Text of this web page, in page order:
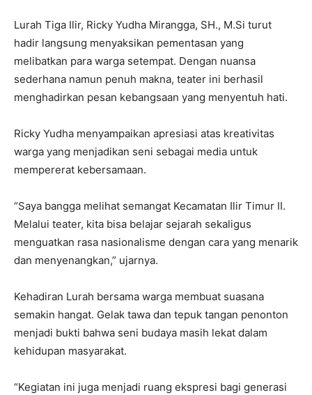
Lurah Tiga Ilir, Ricky Yudha Mirangga, SH., M.Si turut
hadir langsung menyaksikan pementasan yang
melibatkan para warga setempat. Dengan nuansa
sederhana namun penuh makna, teater ini berhasil
menghadirkan pesan kebangsaan yang menyentuh hati.
Ricky Yudha menyampaikan apresiasi atas kreativitas
warga yang menjadikan seni sebagai media untuk
mempererat kebersamaan.
“Saya bangga melihat semangat Kecamatan Ilir Timur II.
Melalui teater, kita bisa belajar sejarah sekaligus
menguatkan rasa nasionalisme dengan cara yang menarik
dan menyenangkan,” ujarnya.
Kehadiran Lurah bersama warga membuat suasana
semakin hangat. Gelak tawa dan tepuk tangan penonton
menjadi bukti bahwa seni budaya masih lekat dalam
kehidupan masyarakat.
“Kegiatan ini juga menjadi ruang ekspresi bagi generasi